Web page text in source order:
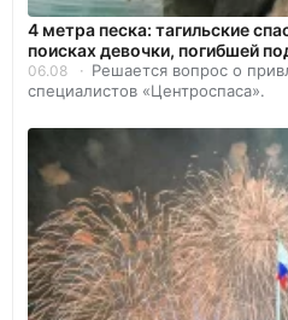
4 метра песка: тагильские
поисках девочки, погибшей
06.08
Решается вопрос о
специалистов «Центроспаса».